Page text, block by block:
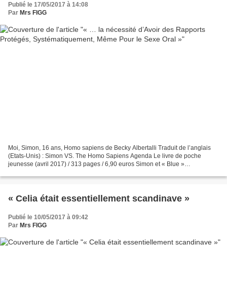
Publié le 17/05/2017 à 14:08
Par Mrs FIGG
Moi, Simon, 16 ans, Homo sapiens de Becky Albertalli Traduit de l’anglais
(Etats-Unis) : Simon VS. The Homo Sapiens Agenda Le livre de poche
jeunesse (avril 2017) / 313 pages / 6,90 euros Simon et « Blue »
« Celia était essentiellement scandinave »
Publié le 10/05/2017 à 09:42
Par Mrs FIGG